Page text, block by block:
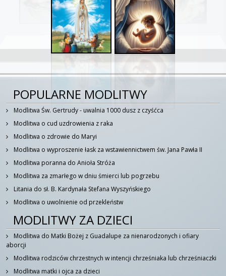
POPULARNE MODLITWY
Modlitwa Św. Gertrudy - uwalnia 1000 dusz z czyśćca
Modlitwa o cud uzdrowienia z raka
Modlitwa o zdrowie do Maryi
Modlitwa o wyproszenie łask za wstawiennictwem św. Jana Pawła II
Modlitwa poranna do Anioła Stróża
Modlitwa za zmarłego w dniu śmierci lub pogrzebu
Litania do sł. B. Kardynała Stefana Wyszyńskiego
Modlitwa o uwolnienie od przekleństw
MODLITWY ZA DZIECI
Modlitwa do Matki Bożej z Guadalupe za nienarodzonych i ofiary
aborcji
Modlitwa rodziców chrzestnych w intencji chrześniaka lub chrześniaczki
Modlitwa matki i ojca za dzieci